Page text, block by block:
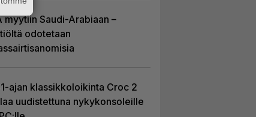
myytiin Saudi-Arabiaan –
odotetaan
ajan klassikkoloikinta Croc 2
uudistettuna nykykonsoleille